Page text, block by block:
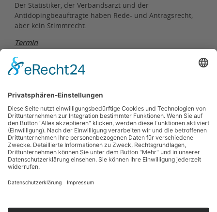
Der Statistiker, der Verbandsarzt und der
Antidopingbeauftragte haben Rede- und Antragsrecht,
aber kein Stimmrecht.
Termin
Die nächste jährliche Mitgliederversammlung findet am
24.04.2026 statt.
02.10.2025
Protokoll der 2. Mitgliederversammlung vom
13.04.2024
Protokoll der 1. Mitgliederversammlung vom
23.09.2023
Kontakt Impressum